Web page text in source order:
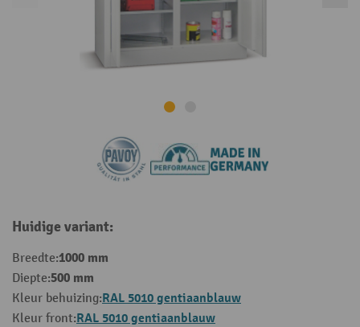
Huidige variant:
Breedte:1000 mm
Diepte:500 mm
Kleur behuizing:RAL 5010 gentiaanblauw
Kleur front:RAL 5010 gentiaanblauw